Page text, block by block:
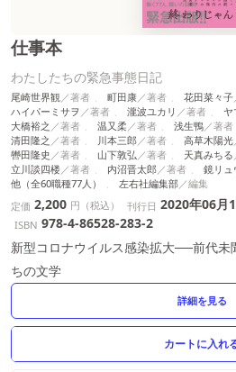
仕事本
わたしたちの緊急事態日記
尾崎世界観 町田康
花田菜々子
ハイパーミサヲ
瀧波ユカリ
ヤ
大橋裕之
温又柔 浅生鴨
清田隆之
川本三郎 高草木陽光
轡田隆史
山下敦弘 天真みちる
立川談四楼
内沼晋太郎
鏡リュ
他（全60職種77人）
左右社編集部
定価 2,200 円（税込） 刊行日 2020年06月
ISBN 978-4-86528-283-2
新型コロナウイルス感染拡大──前代未
ちの文学
詳細を見る